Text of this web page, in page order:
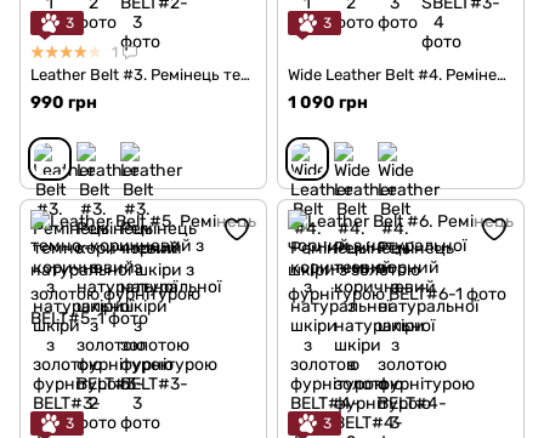
3
1
Leather Belt #3. Ремінець темно-коричневий з натуральної шкіри з золотою фурнітурою
990 грн
3
Wide Leather Belt #4. Ремінець коричневий з натуральної шкіри з золотою фурнітурою
1 090 грн
3 3